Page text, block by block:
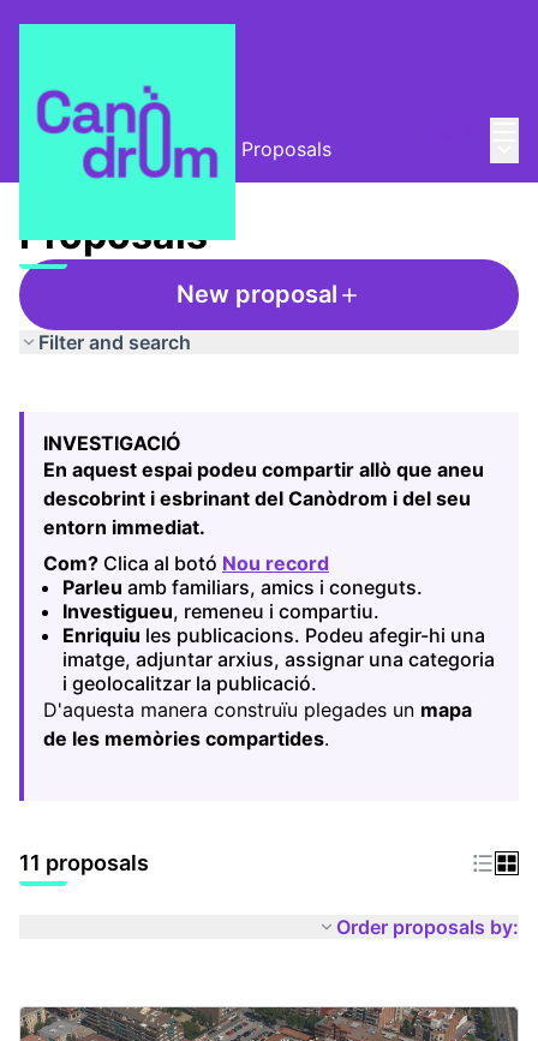
L'Alzina i el Canòdrom Proposals
Proposals
New proposal
Filter and search
−
INVESTIGACIÓ
En aquest espai podeu compartir allò que aneu
descobrint i esbrinant del Canòdrom i del seu
entorn immediat.
Com? Clica al botó Nou record
(Opens in new tab)
Parleu amb familiars, amics i coneguts.
Investigueu, remeneu i compartiu.
Enriquiu les publicacions. Podeu afegir-hi una
imatge, adjuntar arxius, assignar una categoria
i geolocalitzar la publicació.
D'aquesta manera construïu plegades un mapa
de les memòries compartides.
11 proposals
Order proposals by: